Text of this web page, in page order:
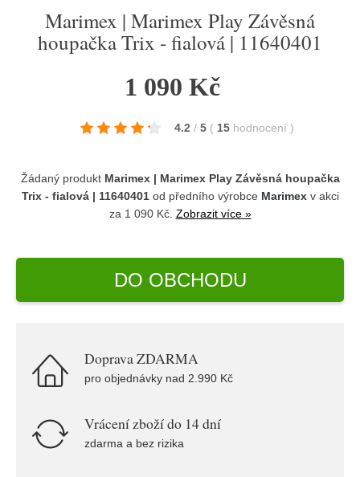
Marimex | Marimex Play Závěsná
houpačka Trix - fialová | 11640401
1 090 Kč
4.2 / 5 ( 15 hodnocení )
Žádaný produkt Marimex | Marimex Play Závěsná houpačka
Trix - fialová | 11640401od předního výrobce Marimexv akci
za 1 090 Kč. Zobrazit více »
DO OBCHODU
Doprava ZDARMA
pro objednávky nad 2.990 Kč
Vrácení zboží do 14 dní
zdarma a bez rizika